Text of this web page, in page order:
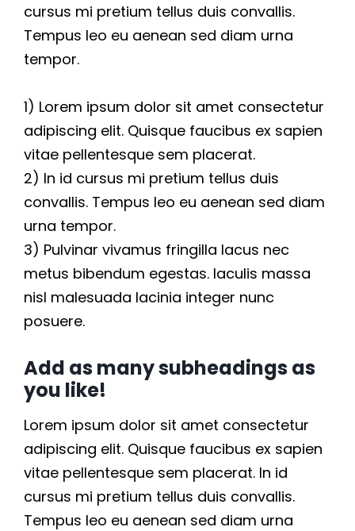
cursus mi pretium tellus duis convallis.
Tempus leo eu aenean sed diam urna
tempor.
1) Lorem ipsum dolor sit amet consectetur
adipiscing elit. Quisque faucibus ex sapien
vitae pellentesque sem placerat.
2) In id cursus mi pretium tellus duis
convallis. Tempus leo eu aenean sed diam
urna tempor.
3) Pulvinar vivamus fringilla lacus nec
metus bibendum egestas. Iaculis massa
nisl malesuada lacinia integer nunc
posuere.
Add as many subheadings as
you like!
Lorem ipsum dolor sit amet consectetur
adipiscing elit. Quisque faucibus ex sapien
vitae pellentesque sem placerat. In id
cursus mi pretium tellus duis convallis.
Tempus leo eu aenean sed diam urna